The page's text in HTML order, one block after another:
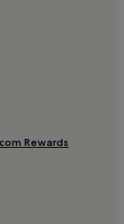
Rewards